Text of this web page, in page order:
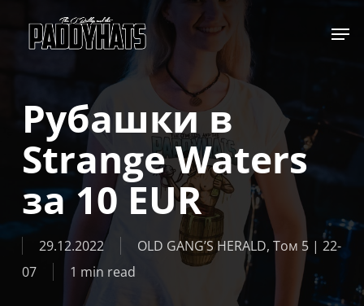
Jump to
Рубашки в
Strange Waters
за 10 EUR
29.12.2022 OLD GANG’S HERALD, Том 5 | 22-
07
1 min read